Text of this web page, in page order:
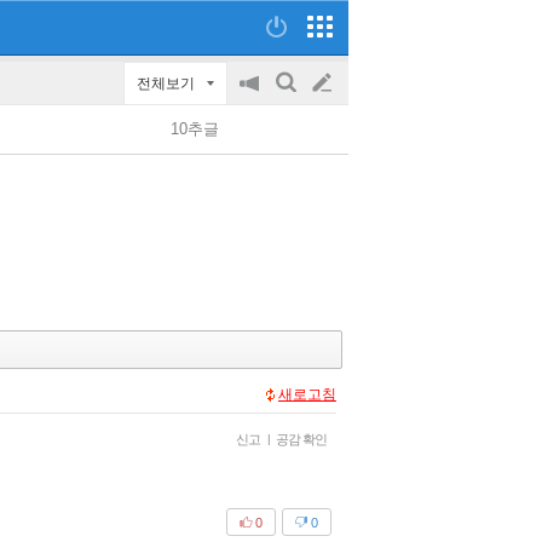
전체보기
공
on/off
검
글
쓰
10추글
새로고침
신고 | 공감 확인
0
0